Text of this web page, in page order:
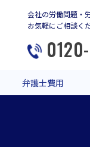
会社の労働問題・
お気軽にご相談く
弁護士費用